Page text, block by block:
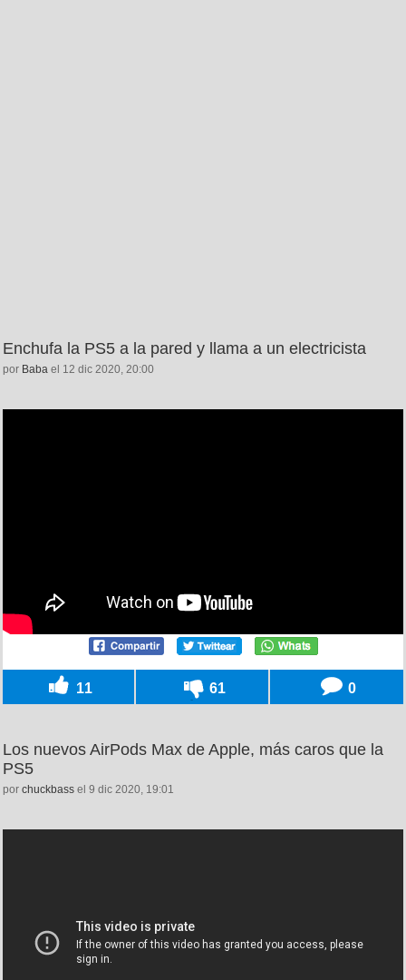
Enchufa la PS5 a la pared y llama a un electricista
por Baba el 12 dic 2020, 20:00
11 61 0
Los nuevos AirPods Max de Apple, más caros que la
PS5
por chuckbass el 9 dic 2020, 19:01